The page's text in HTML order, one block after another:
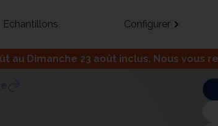
Echantillons Configurer
au Dimanche 23 août inclus. Nous vous